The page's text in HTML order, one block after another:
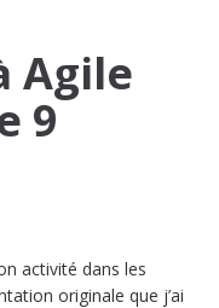
Agile
9
activité dans les
originale que j’ai